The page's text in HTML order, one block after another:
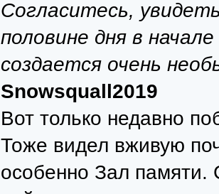
Согласитесь,
половине дня в
создается очень
Snowsquall2019
Вот только недавно
Тоже видел вживую
особенно Зал памяти.